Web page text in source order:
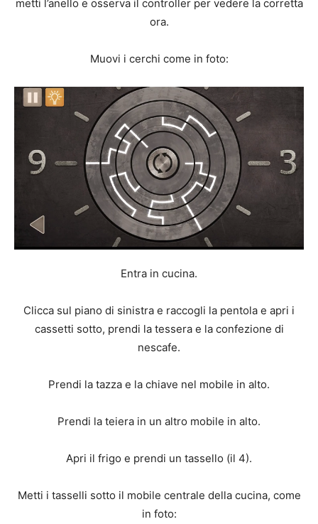
metti l’anello e osserva il controller per vedere la corretta
ora.
Muovi i cerchi come in foto:
Entra in cucina.
Clicca sul piano di sinistra e raccogli la pentola e apri i
cassetti sotto, prendi la tessera e la confezione di
nescafe.
Prendi la tazza e la chiave nel mobile in alto.
Prendi la teiera in un altro mobile in alto.
Apri il frigo e prendi un tassello (il 4).
Metti i tasselli sotto il mobile centrale della cucina, come
in foto: